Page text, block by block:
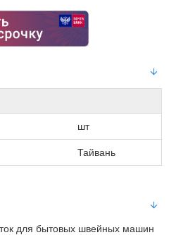
шт
Тайвань
для бытовых швейных машин